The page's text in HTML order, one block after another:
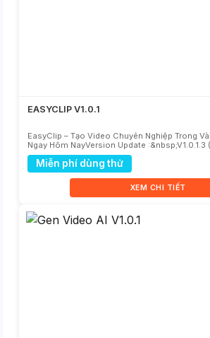
EASYCLIP V1.0.1
EasyClip – Tạo Video Chuyên Nghiệp Trong
Ngay Hôm NayVersion Update :&nbsp;V1.0.1.3
: Update play audio, play v...
Miễn phí dùng thử
XEM CHI TIẾT